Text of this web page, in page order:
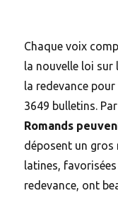
Chaque voix
la nouvelle loi
la redevance pour
3649 bulletins.
Romands
déposent un gros
latines,
redevance, ont